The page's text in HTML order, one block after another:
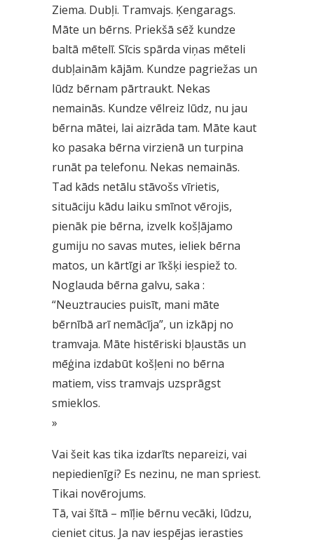
Ziema. Dubļi. Tramvajs. Ķengarags.
Māte un bērns. Priekšā sēž kundze
baltā mētelī. Sīcis spārda viņas mēteli
dubļainām kājām. Kundze pagriežas un
lūdz bērnam pārtraukt. Nekas
nemainās. Kundze vēlreiz lūdz, nu jau
bērna mātei, lai aizrāda tam. Māte kaut
ko pasaka bērna virzienā un turpina
runāt pa telefonu. Nekas nemainās.
Tad kāds netālu stāvošs vīrietis,
situāciju kādu laiku smīnot vērojis,
pienāk pie bērna, izvelk košļājamo
gumiju no savas mutes, ieliek bērna
matos, un kārtīgi ar īkšķi iespiež to.
Noglauda bērna galvu, saka :
“Neuztraucies puisīt, mani māte
bērnībā arī nemācīja”, un izkāpj no
tramvaja. Māte histēriski bļaustās un
mēģina izdabūt košļeni no bērna
matiem, viss tramvajs uzsprāgst
smieklos.
»
Vai šeit kas tika izdarīts nepareizi, vai
nepiedienīgi? Es nezinu, ne man spriest.
Tikai novērojums.
Tā, vai šītā – mīļie bērnu vecāki, lūdzu,
cieniet citus. Ja nav iespējas ierasties